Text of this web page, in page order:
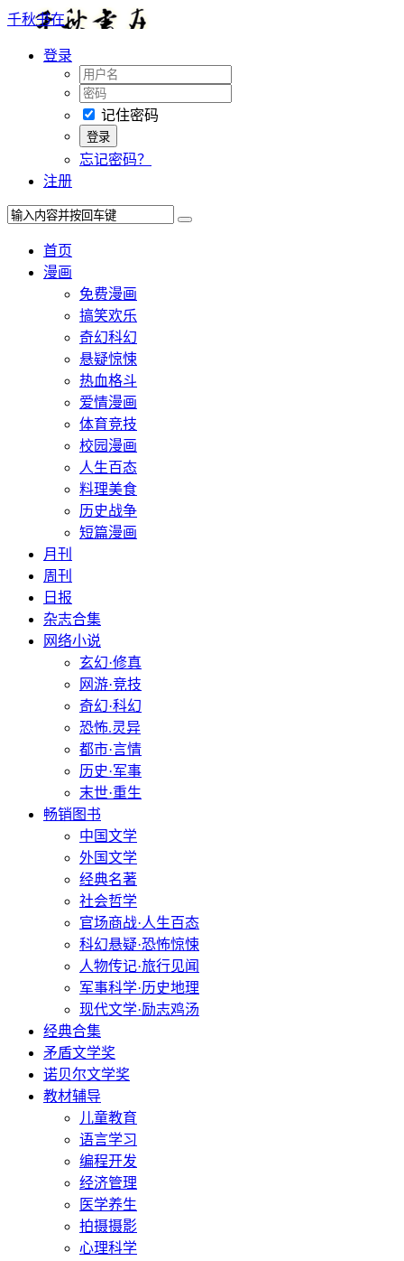
千秋书在
登录
记住密码
忘记密码？
注册
首页
漫画
免费漫画
搞笑欢乐
奇幻科幻
悬疑惊悚
热血格斗
爱情漫画
体育竞技
校园漫画
人生百态
料理美食
历史战争
短篇漫画
月刊
周刊
日报
杂志合集
网络小说
玄幻·修真
网游·竞技
奇幻·科幻
恐怖.灵异
都市·言情
历史·军事
末世·重生
畅销图书
中国文学
外国文学
经典名著
社会哲学
官场商战·人生百态
科幻悬疑·恐怖惊悚
人物传记·旅行见闻
军事科学·历史地理
现代文学·励志鸡汤
经典合集
矛盾文学奖
诺贝尔文学奖
教材辅导
儿童教育
语言学习
编程开发
经济管理
医学养生
拍摄摄影
心理科学